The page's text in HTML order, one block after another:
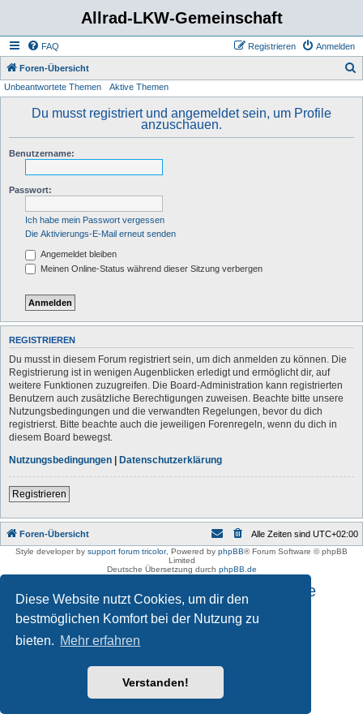
Diese Website nutzt Cookies, um dir den
bestmöglichen Komfort bei der Nutzung zu
bieten. Mehr erfahren
Verstanden!
Allrad-LKW-Gemeinschaft
FAQ Anmelden
Registrieren
Foren-Übersicht
Unbeantwortete Themen Aktive Themen
Du musst registriert und angemeldet sein, um Profile
anzuschauen.
Benutzername:
Passwort:
Ich habe mein Passwort vergessen
Die Aktivierungs-E-Mail erneut senden
Angemeldet bleiben
Meinen Online-Status während dieser Sitzung verbergen
REGISTRIEREN
Du musst in diesem Forum registriert sein, um dich anmelden zu können. Die
Registrierung ist in wenigen Augenblicken erledigt und ermöglicht dir, auf
weitere Funktionen zuzugreifen. Die Board-Administration kann registrierten
Benutzern auch zusätzliche Berechtigungen zuweisen. Beachte bitte unsere
Nutzungsbedingungen und die verwandten Regelungen, bevor du dich
registrierst. Bitte beachte auch die jeweiligen Forenregeln, wenn du dich in
diesem Board bewegst.
Nutzungsbedingungen | Datenschutzerklärung
Registrieren
Foren-Übersicht Alle Zeiten sind UTC+02:00
Style developer by support forum tricolor, Powered by phpBB® Forum Software © phpBB
Limited
Deutsche Übersetzung durch phpBB.de
Impressum und Datenschutzhinweise